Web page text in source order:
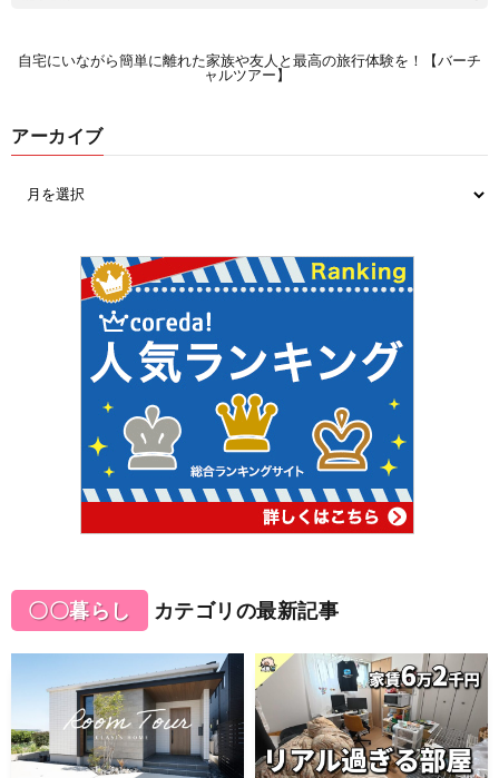
自宅にいながら簡単に離れた家族や友人と最高の旅行体験を！【バーチ
ャルツアー】
アーカイブ
〇〇暮らし カテゴリの最新記事